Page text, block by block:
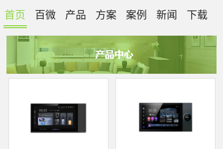
首页 百微 产品 方案 案例 新闻 下载